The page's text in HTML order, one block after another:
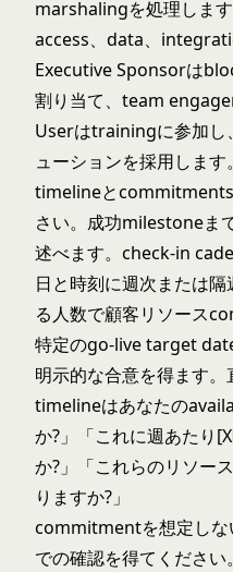
marshalingを処理しま
access、data、
Executive Sponsorは
割り当て、team
Userはtrainingに参加し
ューションを採用します。
timelineとcommitments
さい。成功milestoneま
述べます。check-in
日と時刻に週次または
る人数で顧客リソース
特定のgo-live target
明示的な合意を得ます
timelineはあなたの
か?」「これに週あたり
か?」「これらのリソー
りますか?」
commitmentを想定しな
での確認を得てください。